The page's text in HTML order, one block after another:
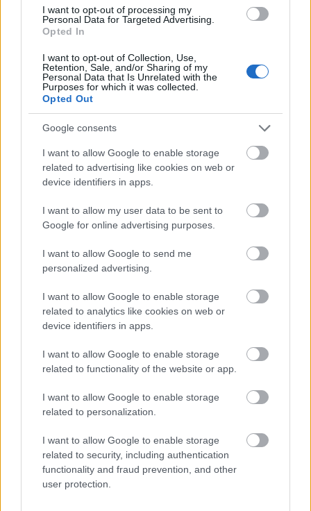
I want to opt-out of processing my
Personal Data for Targeted Advertising.
Opted In
I want to opt-out of Collection, Use,
Retention, Sale, and/or Sharing of my
Personal Data that Is Unrelated with the
Purposes for which it was collected.
Opted Out
Google consents
I want to allow Google to enable storage
related to advertising like cookies on web or
device identifiers in apps.
I want to allow my user data to be sent to
Google for online advertising purposes.
I want to allow Google to send me
personalized advertising.
I want to allow Google to enable storage
related to analytics like cookies on web or
device identifiers in apps.
I want to allow Google to enable storage
related to functionality of the website or app.
I want to allow Google to enable storage
related to personalization.
I want to allow Google to enable storage
related to security, including authentication
functionality and fraud prevention, and other
user protection.
Κουρούμπαλη, Ερευνήτρια του Ινστιτούτου
Πληροφορικής (ICS) του Ιδρύματος Τεχνολογίας
από την κ. Αθηνά – Δάφνη Κορλίρα,
Δημοσιογράφο του Αθήνα 9,84 FM.
Η τελευταία ενότητα του συνεδρίου αφορούσε
ένα σύγχρονο Discussion Forum με θέμα «Best
Practices ψηφιακού μετασχηματισμού
επιχειρήσεων, B2C retail, o τομέας του
ηλεκτρονικού εμπορίου & οι Νεοφυείς
Επιχειρήσεις». Στη συζήτηση συμμετείχαν ο κ.
Μάκης Σαββίδης, CEO της Savvidis Group of
Companies, Εκπρόσωπος για την Ελλάδα και
Μέλος του ΔΣ της της Ευρωπαϊκής Ομοσπονδίας
Διευθύνουσα Σύμβουλος της e-fresh.gr, ο κ.
Δημήτρης Γερογιάννης, CTO της Mantis Business
Innovation, ο κ. Δημήτρης Νεοφώτιστος,
Υπεύθυνος Επικοινωνίας του Ελληνικού
Ινστιτούτου Επιχειρηματικότητας & Αειφόρου
Ανάπτυξης και ο κ. Βασίλης Αγγελόπουλος,
Managing Partner της Get Involved. Υπό τον
Δημοσιογράφου του Αθήνα 9,84 FM
συζητήθηκαν οι καλές πρακτικές και τα χρήσιμα
ψηφιακά εργαλεία που οι ομιλητές έχουν